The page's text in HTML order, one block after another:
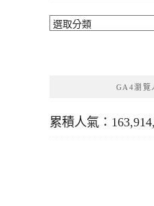
分
GA4瀏覽
累積人氣：